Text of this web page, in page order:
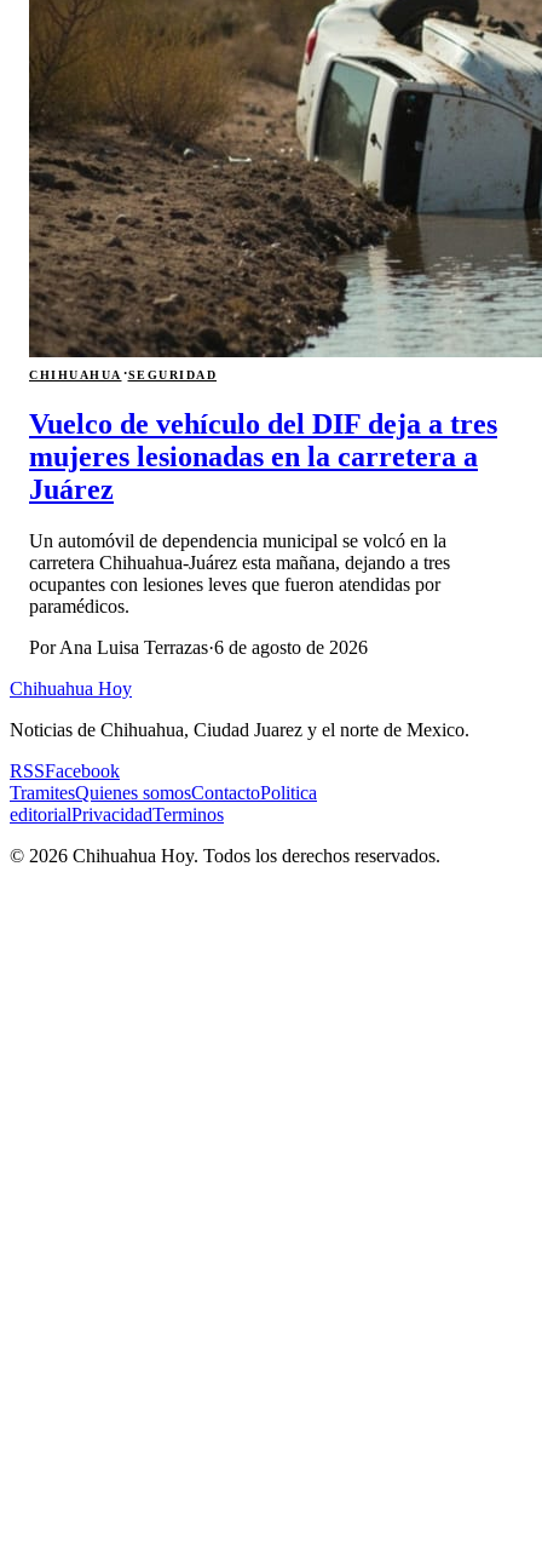
CHIHUAHUA ·SEGURIDAD
Vuelco de vehículo del DIF deja a tres
mujeres lesionadas en la carretera a
Juárez
Un automóvil de dependencia municipal se volcó en la
carretera Chihuahua-Juárez esta mañana, dejando a tres
ocupantes con lesiones leves que fueron atendidas por
paramédicos.
PorAna Luisa Terrazas·6 de agosto de 2026
Chihuahua Hoy
Noticias de Chihuahua, Ciudad Juarez y el norte de Mexico.
RSSFacebook
TramitesQuienes somosContactoPolitica
editorialPrivacidadTerminos
© 2026 Chihuahua Hoy. Todos los derechos reservados.